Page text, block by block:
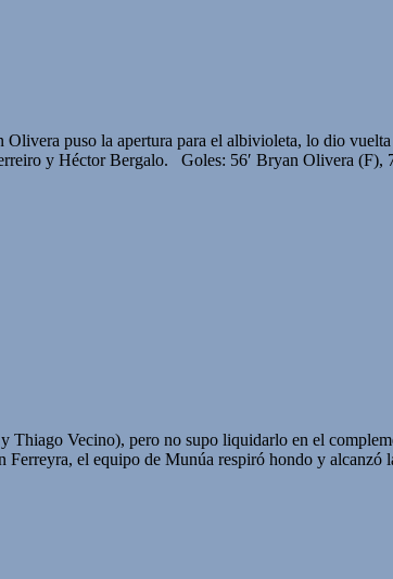
puso la apertura para el albivioleta, lo dio
y Héctor Bergalo. Goles: 56′ Bryan Olivera (F),
Vecino), pero no supo liquidarlo en el
el equipo de Munúa respiró hondo y alcanzó